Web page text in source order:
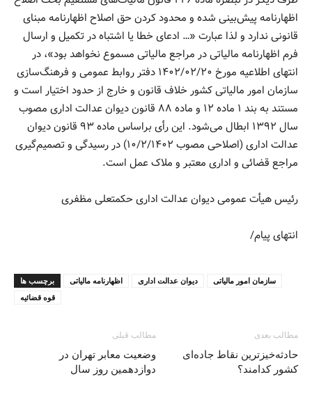
اظهارنامه پیش‌بینی شده و محدود کردن حق اصلاح اظهارنامه مبنای
قانونی ندارد و لذا عبارت «… ادعای خطا یا اشتباه در تکمیل و ارسال
فرم اظهارنامه مالیاتی در مراجع مالیاتی مسموع نخواهد بود»، در
انتهای اطلاعیه مورخ ۲۰/‏۰۲/‏۱۴۰۲‬ دفتر روابط عمومی و فرهنگ‌سازی
سازمان امور مالیاتی کشور خلاف قانون و خارج از حدود اختیار است و
مستند به بند ۱ ماده ۱۲ و ماده ۸۸ قانون دیوان عدالت اداری مصوب
سال ۱۳۹۲ ابطال می‌شود. این رأی براساس ماده ۹۳ قانون دیوان
عدالت اداری (اصلاحی مصوب ۱۰/۲/۱۴۰۲) در رسیدگی و تصمیم‌گیری
مراجع قضائی و اداری معتبر و ملاک عمل است.
رئیس هیأت عمومی دیوان عدالت اداری حکمتعلی مظفری
انتهای پیام/
برچسب ها اظهارنامه مالیاتی دیوان عدالت اداری
سازمان امور مالیاتی
قوه قضائيه
مطالب قبلی
وضعیت معابر تهران در
دوازدهمین روز سال
مطالب بعدی
حادثه‌خیزترین نقاط جاده‌ای
کشور کدامند؟